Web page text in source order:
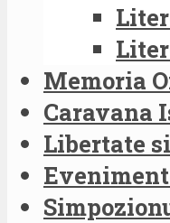
Memoria
Caravana
Libertate